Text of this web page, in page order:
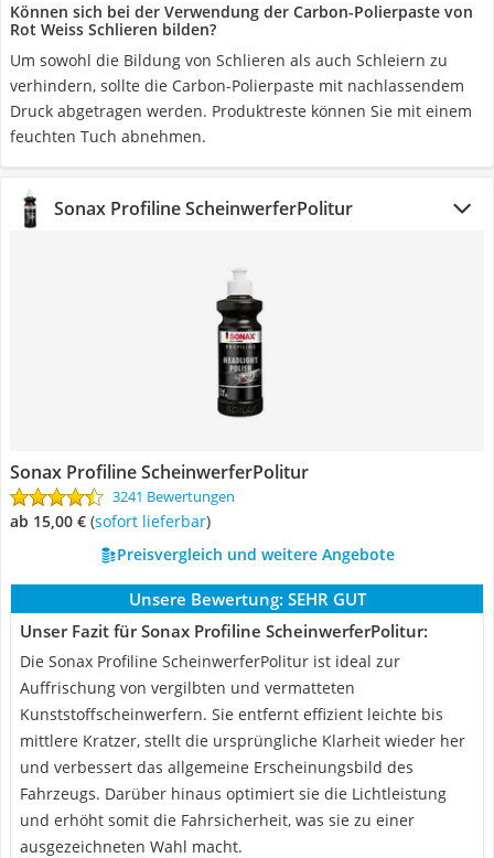
Können sich bei der Verwendung der Carbon-Polierpaste von
Rot Weiss Schlieren bilden?
Um sowohl die Bildung von Schlieren als auch Schleiern zu
verhindern, sollte die Carbon-Polierpaste mit nachlassendem
Druck abgetragen werden. Produktreste können Sie mit einem
feuchten Tuch abnehmen.
Sonax Profiline ScheinwerferPolitur
Sonax Profiline ScheinwerferPolitur
3241 Bewertungen
ab 15,00 € ( Sofort lieferbar)
Preisvergleich und weitere Angebote
Unsere Bewertung: SEHR GUT
Unser Fazit für Sonax Profiline ScheinwerferPolitur:
Die Sonax Profiline ScheinwerferPolitur ist ideal zur
Auffrischung von vergilbten und vermatteten
Kunststoffscheinwerfern. Sie entfernt effizient leichte bis
mittlere Kratzer, stellt die ursprüngliche Klarheit wieder her
und verbessert das allgemeine Erscheinungsbild des
Fahrzeugs. Darüber hinaus optimiert sie die Lichtleistung
und erhöht somit die Fahrsicherheit, was sie zu einer
ausgezeichneten Wahl macht.